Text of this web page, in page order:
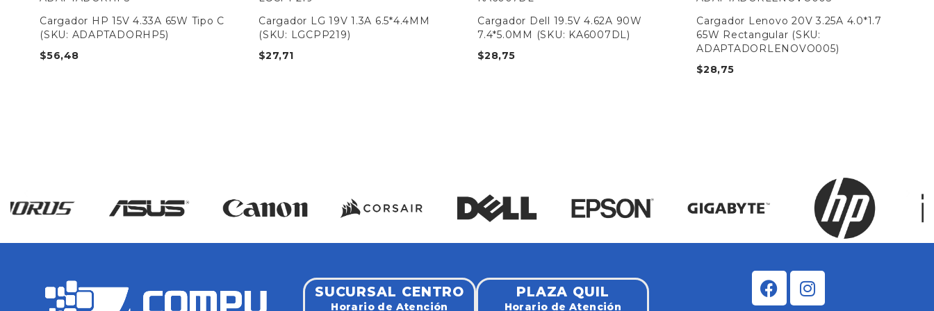
Cargador HP 15V 4.33A 65W Tipo C
(SKU: ADAPTADORHP5)
$56,48
Cargador LG 19V 1.3A 6.5*4.4MM
(SKU: LGCPP219)
$27,71
Cargador Dell 19.5V 4.62A 90W
7.4*5.0MM (SKU: KA6007DL)
$28,75
Cargador Lenovo 20V 3.25A 4.0*1.7
65W Rectangular (SKU:
ADAPTADORLENOVO005)
$28,75
SUCURSAL CENTRO
Horario de Atención
PLAZA QUIL
Horario de Atención